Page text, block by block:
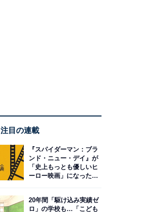
注目の連載
『スパイダーマン：ブラ
ンド・ニュー・デイ』が
「史上もっとも優しいヒ
ーロー映画」になった理
20年間「駆け込み実績ゼ
ロ」の学校も…「こども